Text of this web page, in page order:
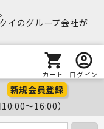
イのグループ会社が
カート ログイン
新規会員登録
10:00～16:00）